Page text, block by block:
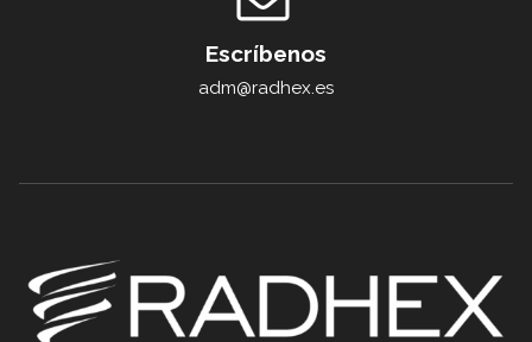
Escríbenos
adm@radhex.es